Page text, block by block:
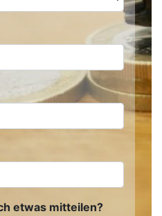
etwas mitteilen?